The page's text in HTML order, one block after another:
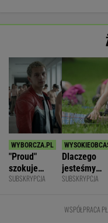
"Proud"
szokuje
odważnymi
SUBSKRYPCJA
Dlaczego
jesteśmy
same grzechy
główne"
SUBSKRYPCJA
WSPÓŁPRACA